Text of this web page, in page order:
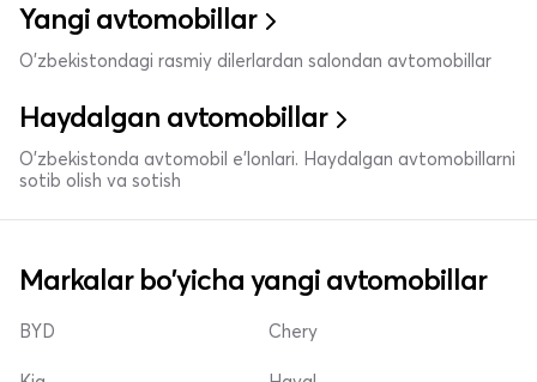
Yangi avtomobillar
O'zbekistondagi rasmiy dilerlardan salondan avtomobillar
Haydalgan avtomobillar
O'zbekistonda avtomobil e’lonlari. Haydalgan avtomobillarni
sotib olish va sotish
Markalar bo'yicha yangi avtomobillar
BYD Chery